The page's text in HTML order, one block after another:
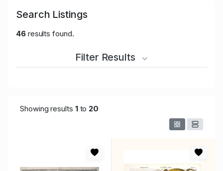
Search Listings
46results found.
Filter Results
Showing results 1to 20